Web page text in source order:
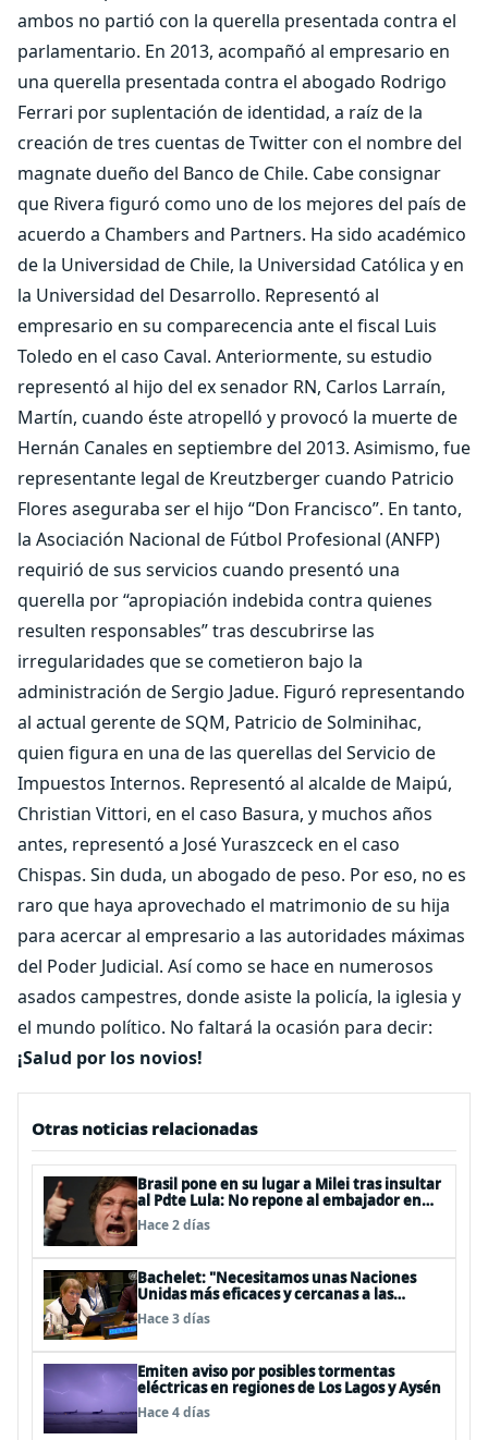
ambos no partió con la querella presentada contra el
parlamentario. En 2013, acompañó al empresario en
una querella presentada contra el abogado Rodrigo
Ferrari por suplentación de identidad, a raíz de la
creación de tres cuentas de Twitter con el nombre del
magnate dueño del Banco de Chile. Cabe consignar
que Rivera figuró como uno de los mejores del país de
acuerdo a Chambers and Partners. Ha sido académico
de la Universidad de Chile, la Universidad Católica y en
la Universidad del Desarrollo. Representó al
empresario en su comparecencia ante el fiscal Luis
Toledo en el caso Caval. Anteriormente, su estudio
representó al hijo del ex senador RN, Carlos Larraín,
Martín, cuando éste atropelló y provocó la muerte de
Hernán Canales en septiembre del 2013. Asimismo, fue
representante legal de Kreutzberger cuando Patricio
Flores aseguraba ser el hijo “Don Francisco”. En tanto,
la Asociación Nacional de Fútbol Profesional (ANFP)
requirió de sus servicios cuando presentó una
querella por “apropiación indebida contra quienes
resulten responsables” tras descubrirse las
irregularidades que se cometieron bajo la
administración de Sergio Jadue. Figuró representando
al actual gerente de SQM, Patricio de Solminihac,
quien figura en una de las querellas del Servicio de
Impuestos Internos. Representó al alcalde de Maipú,
Christian Vittori, en el caso Basura, y muchos años
antes, representó a José Yuraszceck en el caso
Chispas. Sin duda, un abogado de peso. Por eso, no es
raro que haya aprovechado el matrimonio de su hija
para acercar al empresario a las autoridades máximas
del Poder Judicial. Así como se hace en numerosos
asados campestres, donde asiste la policía, la iglesia y
el mundo político. No faltará la ocasión para decir:
¡Salud por los novios!
Otras noticias relacionadas
Brasil pone en su lugar a Milei tras insultar
al Pdte Lula: No repone al embajador en
BBSS y rebaja la relación bilateral
Hace 2 días
Bachelet: "Necesitamos unas Naciones
Unidas más eficaces y cercanas a las
personas"
Hace 3 días
Emiten aviso por posibles tormentas
eléctricas en regiones de Los Lagos y Aysén
Hace 4 días